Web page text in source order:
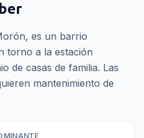
es un barrio
torno a la estación
de casas de familia. Las
mantenimiento de